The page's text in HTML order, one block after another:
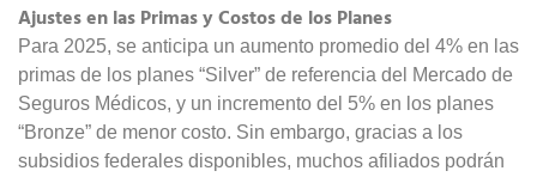
Ajustes en las Primas y Costos de los Planes
Para 2025, se anticipa un aumento promedio del 4% en las
primas de los planes “Silver” de referencia del Mercado de
Seguros Médicos, y un incremento del 5% en los planes
“Bronze” de menor costo. Sin embargo, gracias a los
subsidios federales disponibles, muchos afiliados podrán